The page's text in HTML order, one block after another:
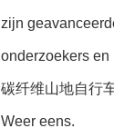
zijn
onderzoekers
碳纤维山地自行
Weer eens.